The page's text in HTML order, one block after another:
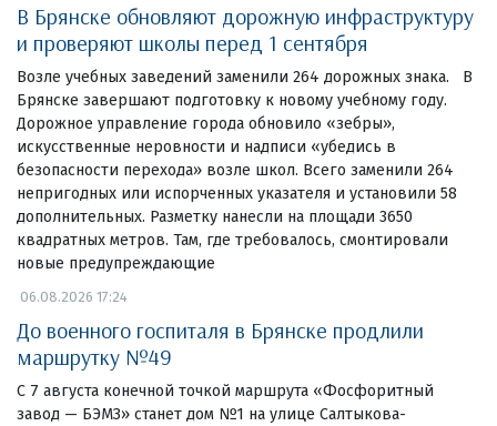
В Брянске обновляют дорожную инфраструктуру
и проверяют школы перед 1 сентября
Возле учебных заведений заменили 264 дорожных знака. В
Брянске завершают подготовку к новому учебному году.
Дорожное управление города обновило «зебры»,
искусственные неровности и надписи «убедись в
безопасности перехода» возле школ. Всего заменили 264
непригодных или испорченных указателя и установили 58
дополнительных. Разметку нанесли на площади 3650
квадратных метров. Там, где требовалось, смонтировали
новые предупреждающие
06.08.2026 17:24
До военного госпиталя в Брянске продлили
маршрутку №49
С 7 августа конечной точкой маршрута «Фосфоритный
завод — БЭМЗ» станет дом №1 на улице Салтыкова-